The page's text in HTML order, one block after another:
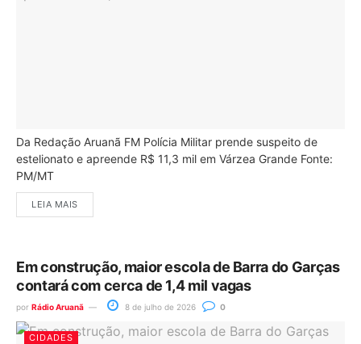
Da Redação Aruanã FM Polícia Militar prende suspeito de
estelionato e apreende R$ 11,3 mil em Várzea Grande Fonte:
PM/MT
LEIA MAIS
Em construção, maior escola de Barra do Garças
contará com cerca de 1,4 mil vagas
por Rádio Aruanã 8 de julho de 2026 0
CIDADES